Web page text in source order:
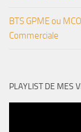
BTS GPME ou
Commerciale
PLAYLIST DE MES